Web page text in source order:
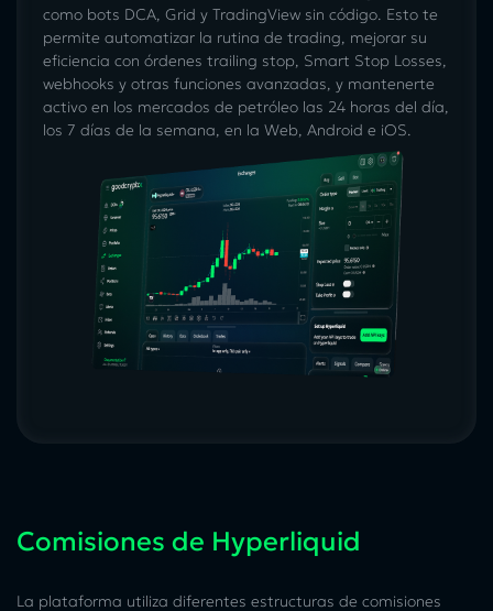
como bots DCA, Grid y TradingView sin código. Esto te
permite automatizar la rutina de trading, mejorar su
eficiencia con órdenes trailing stop, Smart Stop Losses,
webhooks y otras funciones avanzadas, y mantenerte
activo en los mercados de petróleo las 24 horas del día,
los 7 días de la semana, en la Web, Android e iOS.
Comisiones de Hyperliquid
La plataforma utiliza diferentes estructuras de comisiones